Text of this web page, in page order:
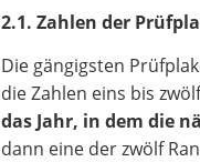
2.1. Zahlen der
Die gängigsten
die Zahlen eins bis
das Jahr, in dem die
dann eine der zwölf